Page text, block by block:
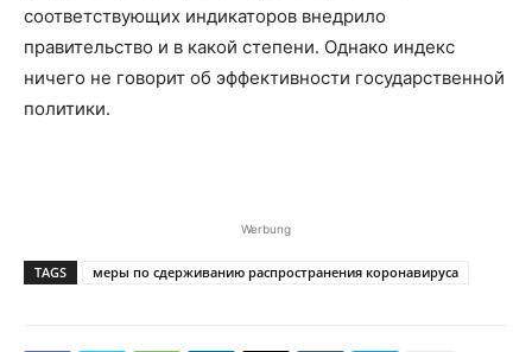
соответствующих индикаторов внедрило
правительство и в какой степени. Однако индекс
ничего не говорит об эффективности государственной
политики.
Werbung
TAGS меры по сдерживанию распространения коронавируса